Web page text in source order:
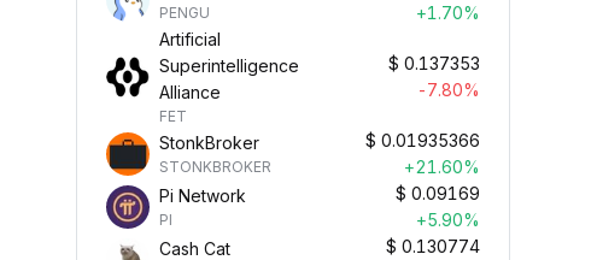
PENGU
+1.70%
Artificial
Superintelligence
Alliance
FET
$ 0.137353
-7.80%
StonkBroker
STONKBROKER
$ 0.01935366
+21.60%
Pi Network
PI
$ 0.09169
+5.90%
Cash Cat
$ 0.130774